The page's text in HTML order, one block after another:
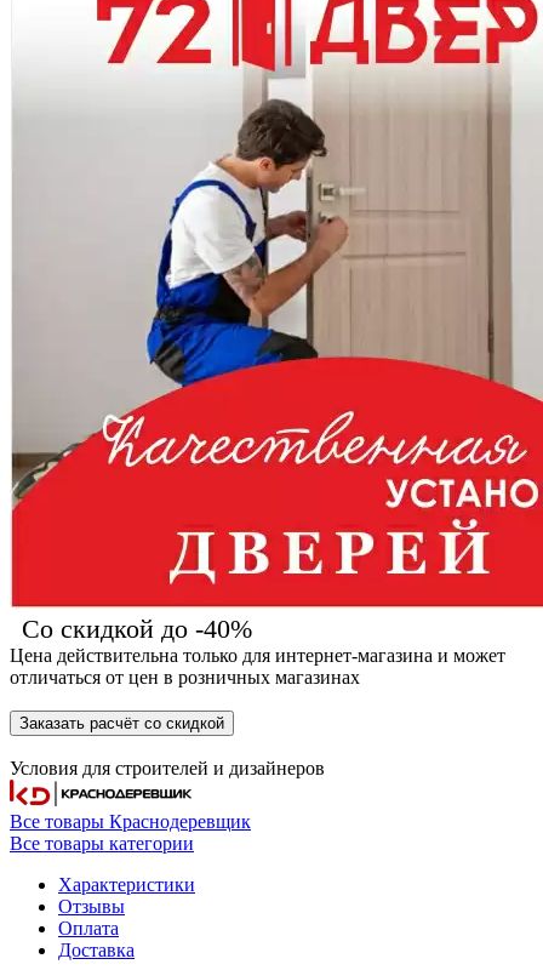
Со скидкой до -40%
Цена действительна только для интернет-магазина и может
отличаться от цен в розничных магазинах
Заказать расчёт со скидкой
Условия для строителей и дизайнеров
Все товары Краснодеревщик
Все товары категории
Характеристики
Отзывы
Оплата
Доставка